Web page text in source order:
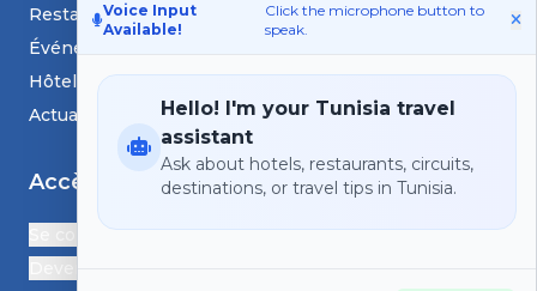
Voice Input
Available!
Click the microphone button to
speak.
Hello! I'm your Tunisia travel
assistant
Ask about hotels, restaurants, circuits,
destinations, or travel tips in Tunisia.
Restaurants
Événements
Hôtels
Actualités et blogs
Accès
Se connecter